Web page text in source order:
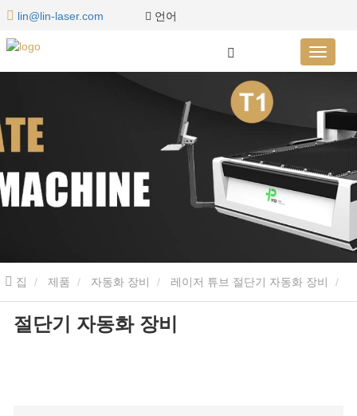
lin@lin-laser.com 언어
집 제품 자동화 장비 레이저 튜브 절단기 자동화 장비
절단기 자동화 장비
절단기 자동화 장비